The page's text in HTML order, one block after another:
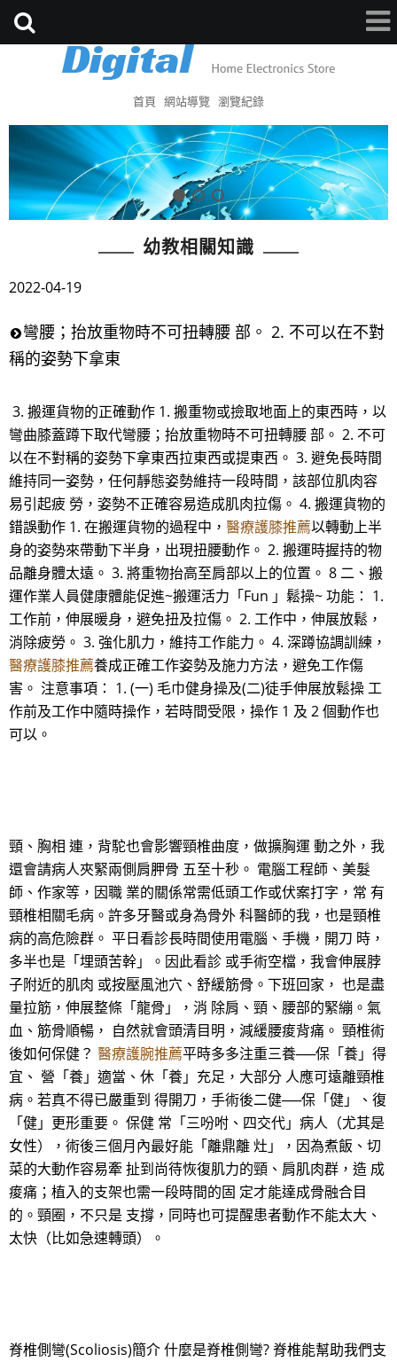
首頁 網站導覽 瀏覽紀錄
幼教相關知識
2022-04-19
彎腰；抬放重物時不可扭轉腰 部。 2. 不可以在不對
稱的姿勢下拿東
3. 搬運貨物的正確動作 1. 搬重物或撿取地面上的東西時，以
彎曲膝蓋蹲下取代彎腰；抬放重物時不可扭轉腰 部。 2. 不可
以在不對稱的姿勢下拿東西拉東西或提東西。 3. 避免長時間
維持同一姿勢，任何靜態姿勢維持一段時間，該部位肌肉容
易引起疲 勞，姿勢不正確容易造成肌肉拉傷。 4. 搬運貨物的
錯誤動作 1. 在搬運貨物的過程中， 醫療護膝推薦以轉動上半
身的姿勢來帶動下半身，出現扭腰動作。 2. 搬運時握持的物
品離身體太遠。 3. 將重物抬高至肩部以上的位置。 8 二、搬
運作業人員健康體能促進~搬運活力「Fun 」鬆操~ 功能： 1.
工作前，伸展暖身，避免扭及拉傷。 2. 工作中，伸展放鬆，
消除疲勞。 3. 強化肌力，維持工作能力。 4. 深蹲協調訓練，
醫療護膝推薦養成正確工作姿勢及施力方法，避免工作傷
害。 注意事項： 1. (一) 毛巾健身操及(二)徒手伸展放鬆操 工
作前及工作中隨時操作，若時間受限，操作 1 及 2 個動作也
可以。
頸、胸相 連，背駝也會影響頸椎曲度，做擴胸運 動之外，我
還會請病人夾緊兩側肩胛骨 五至十秒。 電腦工程師、美髮
師、作家等，因職 業的關係常需低頭工作或伏案打字，常 有
頸椎相關毛病。許多牙醫或身為骨外 科醫師的我，也是頸椎
病的高危險群。 平日看診長時間使用電腦、手機，開刀 時，
多半也是「埋頭苦幹」。因此看診 或手術空檔，我會伸展脖
子附近的肌肉 或按壓風池穴、舒緩筋骨。下班回家， 也是盡
量拉筋，伸展整條「龍骨」，消 除肩、頸、腰部的緊繃。氣
血、筋骨順暢， 自然就會頭清目明，減緩腰痠背痛。 頸椎術
後如何保健？ 醫療護腕推薦平時多多注重三養──保「養」得
宜、 營「養」適當、休「養」充足，大部分 人應可遠離頸椎
病。若真不得已嚴重到 得開刀，手術後二健──保「健」、復
「健」更形重要。 保健 常「三吩咐、四交代」病人（尤其是
女性），術後三個月內最好能「離鼎離 灶」，因為煮飯、切
菜的大動作容易牽 扯到尚待恢復肌力的頸、肩肌肉群，造 成
痠痛；植入的支架也需一段時間的固 定才能達成骨融合目
的。頸圈，不只是 支撐，同時也可提醒患者動作不能太大、
太快（比如急速轉頭）。
脊椎側彎(Scoliosis)簡介 什麼是脊椎側彎? 脊椎能幫助我們支